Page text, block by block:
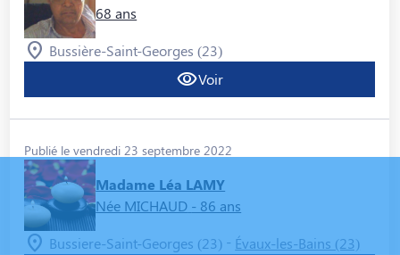
68 ans
Bussière-Saint-Georges (23)
Voir
Publié le vendredi 23 septembre 2022
Madame Léa LAMY
Née MICHAUD - 86 ans
Bussiere-Saint-Georges (23) - Évaux-les-Bains (23)